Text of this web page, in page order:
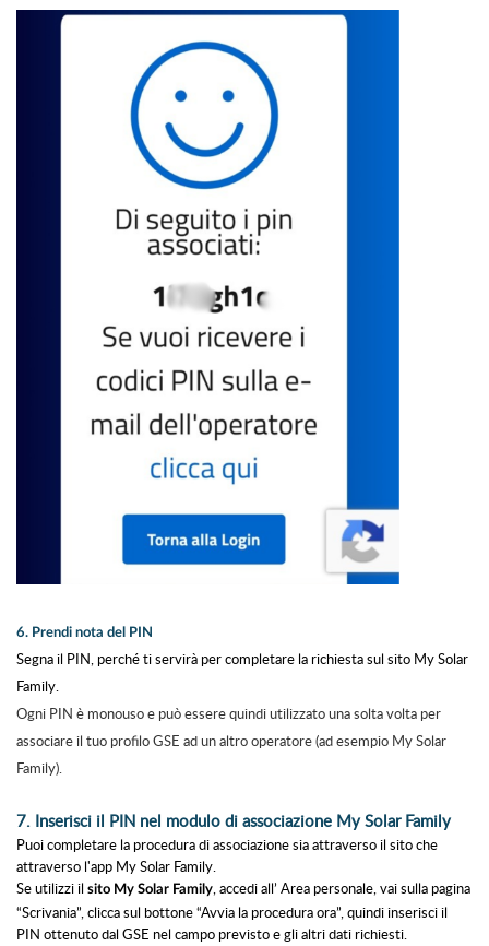
6. Prendi nota del PIN
Segna il PIN, perché ti servirà per completare la richiesta sul sito My Solar
Family.
Ogni PIN è monouso e può essere quindi utilizzato una solta volta per
associare il tuo profilo GSE ad un altro operatore (ad esempio My Solar
Family).
7. Inserisci il PIN nel modulo di associazione My Solar Family
Puoi completare la procedura di associazione sia attraverso il sito che
attraverso l'app My Solar Family.
Se utilizzi il sito My Solar Family, accedi all’ Area personale, vai sulla pagina
“Scrivania”, clicca sul bottone “Avvia la procedura ora”, quindi inserisci il
PIN ottenuto dal GSE nel campo previsto e gli altri dati richiesti.